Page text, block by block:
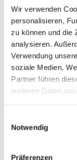
Wir verwenden
personalisieren,
zu können und die
analysieren.
Verwendung
soziale Medien,
Partner führen
weiteren Daten
Notwendig
Präferenzen
die Rhein-
ein Sieg für die
ersten
Flensburg-
amtierende
Vollgas ...
29.05.2019